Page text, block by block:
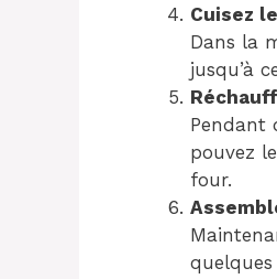
Cuisez
Dans la
jusqu’à
Pendant
pouvez
four.